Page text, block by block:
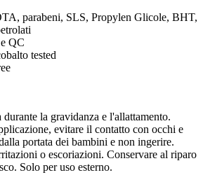
parabeni, SLS, Propylen Glicole, BHT,
QC
tested
la gravidanza e l'allattamento.
evitare il contatto con occhi e
portata dei bambini e non ingerire.
o escoriazioni. Conservare al riparo
Solo per uso esterno.